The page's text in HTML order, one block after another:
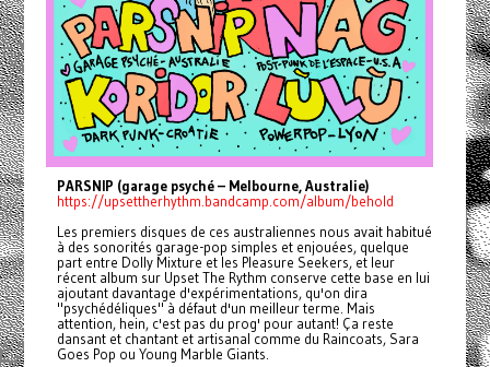
PARSNIP (garage psyché – Melbourne, Australie)
https://upsettherhythm.bandcamp.com/album/behold
Les premiers disques de ces australiennes nous avait habitué
à des sonorités garage-pop simples et enjouées, quelque
part entre Dolly Mixture et les Pleasure Seekers, et leur
récent album sur Upset The Rythm conserve cette base en lui
ajoutant davantage d'expérimentations, qu'on dira
"psychédéliques" à défaut d'un meilleur terme. Mais
attention, hein, c'est pas du prog' pour autant! Ça reste
dansant et chantant et artisanal comme du Raincoats, Sara
Goes Pop ou Young Marble Giants.